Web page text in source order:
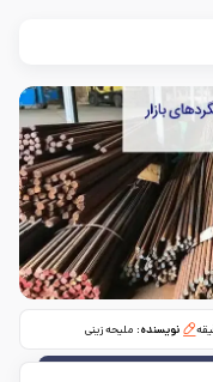
نویسنده: ملیحه زینی